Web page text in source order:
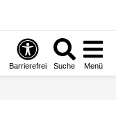
Barrierefrei Suche Menü